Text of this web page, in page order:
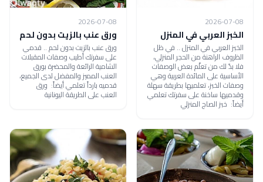
2026-07-08
الخبز العربي في المنزل
الخبز العربي في المنزل .. في ظل
الظروف الراهنة من الحجر المنزلي،
فلا بدّ لك من تعلّم بعض الوصفات
الأساسية على المائدة العربية وهي
وصفات الخبز، تعلميها بطريقة سهلة
وقدميها ساخنة على سفرتك تعلمي
أيضاً: خبز الصاج المنزلي
2026-07-08
ورق عنب بالزيت بدون لحم
ورق عنب بالزيت بدون لحم .. قدمي
على سفرتك أطيب وصفات المقبلات
الشامية الرائعة والمحضرة بورق
العنب المميز والمفضل لدى الجميع،
قدميه بارداً تعلمي أيضاً: ورق
العنب على الطريقة اليونانية